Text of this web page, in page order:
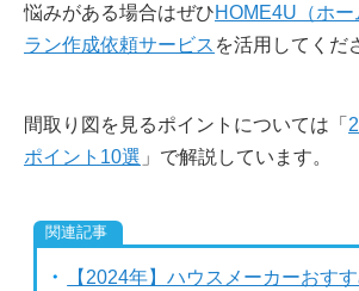
悩みがある場合はぜひHOME4U（ホ
ラン作成依頼サービス を活用してくだ
間取り図を見るポイントについては「
ポイント10選 」で解説しています。
【2024年】ハウスメーカーおす